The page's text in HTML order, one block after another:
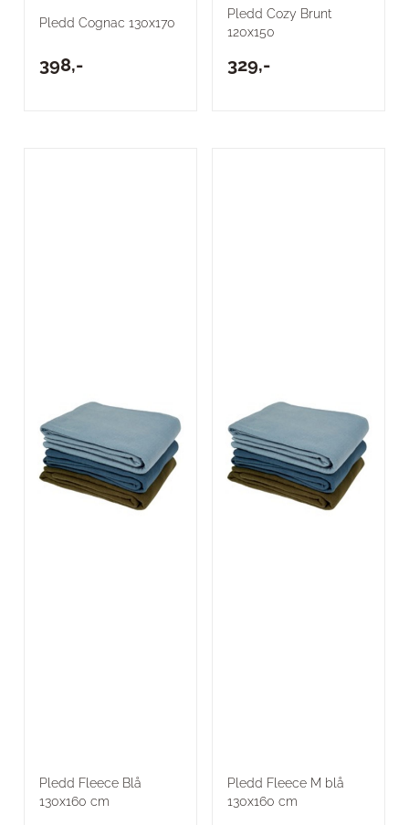
Pledd Cognac 130x170
398,-
Pledd Cozy Brunt
120x150
329,-
Pledd Fleece Blå
130x160 cm
Pledd Fleece M blå
130x160 cm